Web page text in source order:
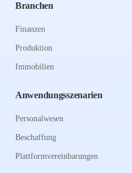
Branchen
Finanzen
Produktion
Immobilien
Anwendungsszenarien
Personalwesen
Beschaffung
Plattformvereinbarungen